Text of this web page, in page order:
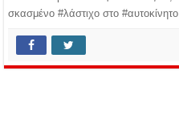
σκασμένο #λάστιχο στο #αυτοκίνητο